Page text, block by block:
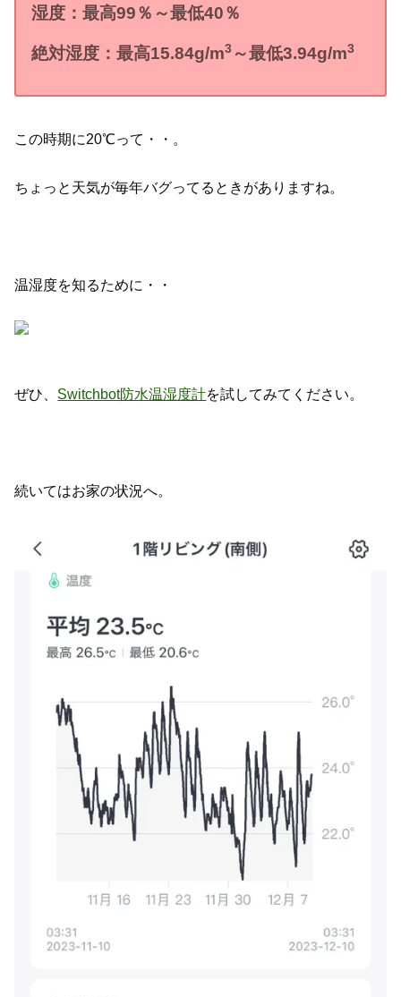
湿度：最高99％～最低40％
絶対湿度：最高15.84g/m3 ～最低3.94g/m3
この時期に20℃って・・。
ちょっと天気が毎年バグってるときがありますね。
温湿度を知るために・・
ぜひ、 Switchbot防水温湿度計を試してみてください。
続いてはお家の状況へ。